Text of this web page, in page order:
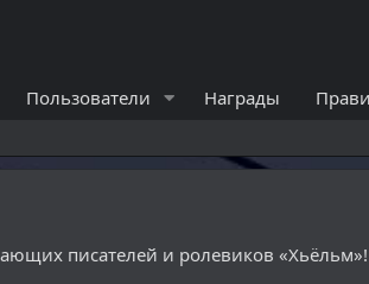
Пользователи Награды
писателей и ролевиков «Хьёльм»!